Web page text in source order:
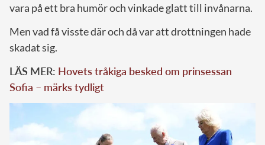
vara på ett bra humör och vinkade glatt till invånarna.
Men vad få visste där och då var att drottningen hade
skadat sig.
LÄS MER: Hovets tråkiga besked om prinsessan
Sofia – märks tydligt